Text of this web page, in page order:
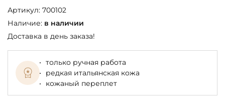
Артикул: 700102
Наличие: в наличии
Доставка в день заказа!
только ручная работа
редкая итальянская кожа
кожаный переплет